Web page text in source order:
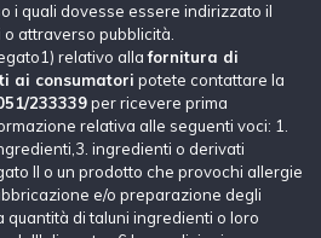
i quali dovesse essere indirizzato il
attraverso pubblicità.
relativo allafornitura di
ai consumatori potete contattare la
233339per ricevere prima
relativa alle seguenti voci: 1.
ingredienti o derivati
II o un prodotto che provochi allergie
e/o preparazione degli
quantità di taluni ingredienti o loro